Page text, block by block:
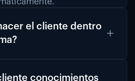
el cliente dentro
y consultar
conocimientos